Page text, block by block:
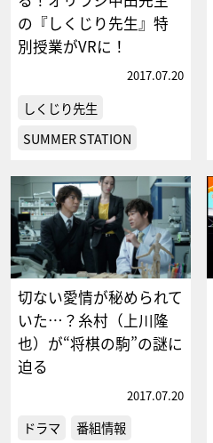
の『しくじり先生』特
別授業がVRに！
2017.07.20
しくじり先生
SUMMER STATION
切ない愛情が秘められて
いた…？糸村（上川隆
也）が“将棋の駒”の謎に
迫る
2017.07.20
ドラマ
番組情報